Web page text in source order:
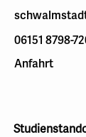
06151 8798-
Anfahrt